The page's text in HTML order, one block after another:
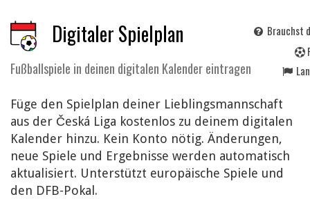
Digitaler Spielplan
Fußballspiele in deinen digitalen Kalender eintragen
Brauchst
Füge den Spielplan deiner Lieblingsmannschaft
aus der Česká Liga kostenlos zu deinem digitalen
Kalender hinzu. Kein Konto nötig. Änderungen,
neue Spiele und Ergebnisse werden automatisch
aktualisiert. Unterstützt europäische Spiele und
den DFB-Pokal.